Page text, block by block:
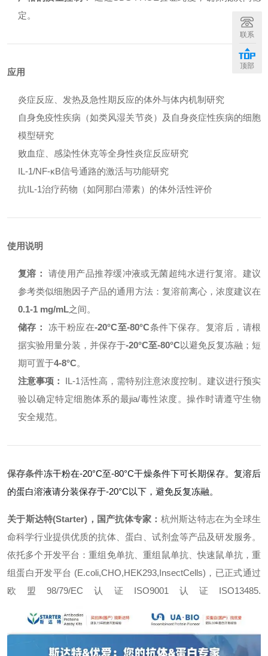
定。
应用
炎症反应、发热及急性期反应的体外与体内机制研究
自身免疫性疾病（如类风湿关节炎）及自身炎症性疾病的细胞
模型研究
败血症、感染性休克等全身性炎症反应研究
IL-1/NF-κB信号通路的激活与功能研究
抗IL-1治疗药物（如阿那白滞素）的体外活性评价
使用说明
复溶：
请使用产品推荐缓冲液或无菌超纯水进行复溶。建议
参考类似细胞因子产品的通用方法：复溶前离心，浓度建议在
0.1-1 mg/mL之间。
储存：
冻干粉应在-20°C至-80°C条件下保存。复溶后，请根
据实验用量分装，并保存于-20°C至-80°C以避免反复冻融；短
期可置于4-8°C。
注意事项：
IL-1活性高，需特别注意浓度控制。建议进行预实
验以确定特定细胞体系的最jia/毒性浓度。操作时请遵守生物
安全规范。
保存条件冻干粉在-20°C至-80°C干燥条件下可长期保存。复溶后
的蛋白溶液请分装保存于-20°C以下，避免反复冻融。
关于斯达特(Starter)，国产抗体专家： 杭州斯达特志在为全球生
命科学行业提供优质的抗体、蛋白、试剂盒等产品及研发服务。
依托多个开发平台：重组免单抗、重组鼠单抗、快速鼠单抗，重
组蛋白开发平台 (E.coli,CHO,HEK293,InsectCells)，已正式通过
欧盟98/79/EC认证ISO9001认证ISO13485.
联系
顶部